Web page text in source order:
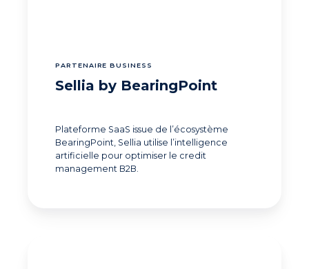
PARTENAIRE BUSINESS
Sellia by BearingPoint
Plateforme SaaS issue de l’écosystème
BearingPoint, Sellia utilise l’intelligence
artificielle pour optimiser le credit
management B2B.